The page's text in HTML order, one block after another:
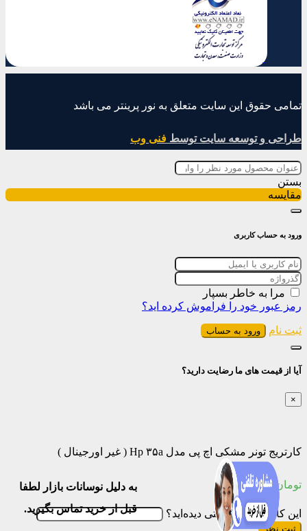
به دلیل نوسانات بازار لطفا
قبل از خرید تماس بگیرید.
تمامی حقوق این سایت متعلق به نور پرینتر می باشد
طراحی و توسعه سایت توسط فنی وب
بستن
مقایسه
ورود به حساب کاربری
مرا به خاطر بسپار
رمز عبور خود را فراموش کرده اید؟
ثبت نام ورود به حساب
آیا از قیمت های ما رضایت دارید؟
×
کارتریج تونر مشکی اچ پی مدل Hp ۳۵a ( غیر اورجینال )
تومان
این کالا را با چه قیمتی دیده‌اید؟
ثبت نظر